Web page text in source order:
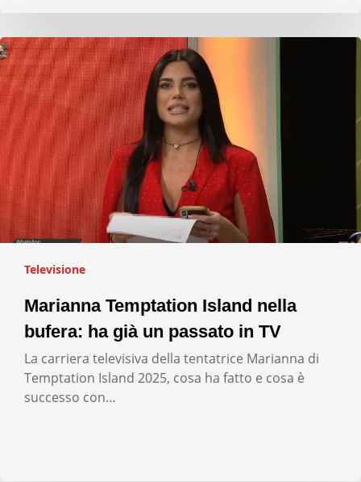
Televisione
Marianna Temptation Island nella
bufera: ha già un passato in TV
La carriera televisiva della tentatrice Marianna di
Temptation Island 2025, cosa ha fatto e cosa è
successo con…